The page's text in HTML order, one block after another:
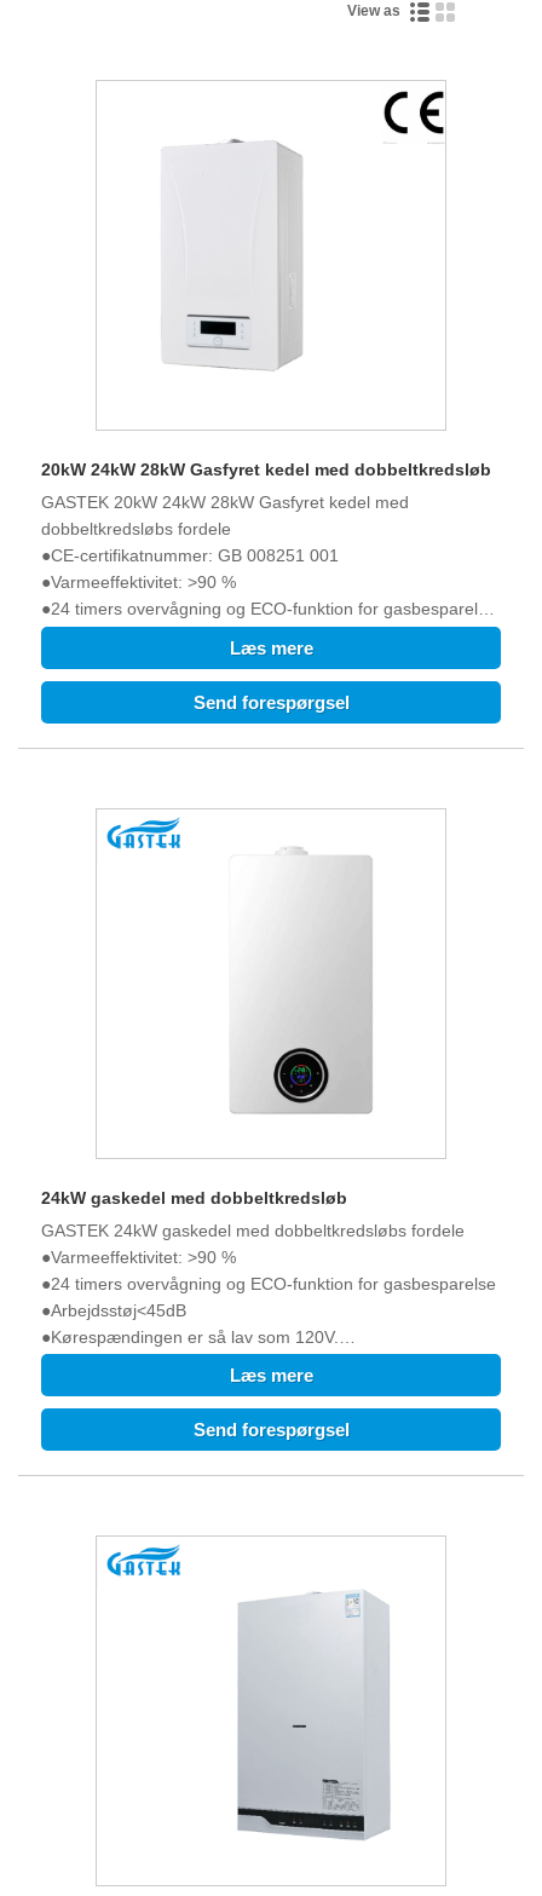
View as
20kW 24kW 28kW Gasfyret kedel med dobbeltkredsløb
GASTEK 20kW 24kW 28kW Gasfyret kedel med
dobbeltkredsløbs fordele
●CE-certifikatnummer: GB 008251 001
●Varmeeffektivitet: >90 %
●24 timers overvågning og ECO-funktion for gasbesparelse
●Arbejdsstøj<45dB
●Kørespændingen er så lav som 120V.
●Opstartsvandtrykket er så lavt som 0,25 bar.
Læs mere
Send forespørgsel
24kW gaskedel med dobbeltkredsløb
GASTEK 24kW gaskedel med dobbeltkredsløbs fordele
●Varmeeffektivitet: >90 %
●24 timers overvågning og ECO-funktion for gasbesparelse
●Arbejdsstøj<45dB
●Kørespændingen er så lav som 120V.
●Opstartsvandtrykket er så lavt som 0,25 bar.
●OT termostat tilgængelig
●WIFI tilgængelig
Læs mere
Send forespørgsel